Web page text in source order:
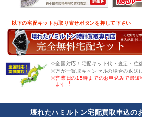
以下の宅配キットお取り寄せボタンを押して下さい
※全国対応！宅配キット代・査定・往
※万が一買取キャンセルの場合の返送
※営業日の15時までのお申込みで最短
ます︕
壊れたハミルトン宅配買取申込の